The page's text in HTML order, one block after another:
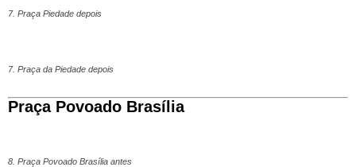
7. Praça Piedade depois
7. Praça da Piedade depois
Praça Povoado Brasília
8. Praça Povoado Brasília antes